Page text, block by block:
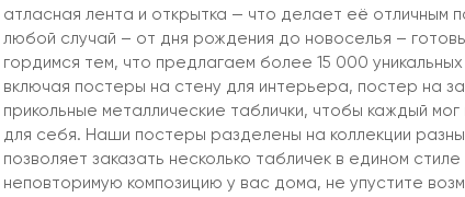
атласная лента и открытка — что делает её отличным
любой случай – от дня рождения до новоселья –
гордимся тем, что предлагаем более 15 000 уникальных
включая постеры на стену для интерьера, постер на
прикольные металлические таблички, чтобы каждый мог
для себя. Наши постеры разделены на коллекции
позволяет заказать несколько табличек в едином
неповторимую композицию у вас дома, не упустите